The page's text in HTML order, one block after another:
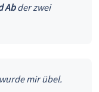
Abder zwei
mir übel.